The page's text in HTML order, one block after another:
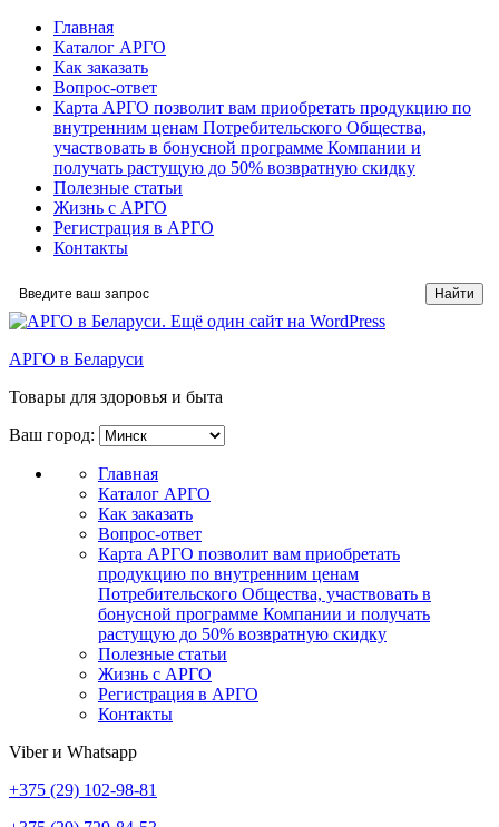
Главная
Каталог АРГО
Как заказать
Вопрос-ответ
Карта АРГО позволит вам приобретать продукцию по
внутренним ценам Потребительского Общества,
участвовать в бонусной программе Компании и
получать растущую до 50% возвратную скидку
Полезные статьи
Жизнь с АРГО
Регистрация в АРГО
Контакты
АРГО в Беларуси
Товары для здоровья и быта
Ваш город:
Главная
Каталог АРГО
Как заказать
Вопрос-ответ
Карта АРГО позволит вам приобретать
продукцию по внутренним ценам
Потребительского Общества, участвовать в
бонусной программе Компании и получать
растущую до 50% возвратную скидку
Полезные статьи
Жизнь с АРГО
Регистрация в АРГО
Контакты
Viber и Whatsapp
+375 (29) 102-98-81